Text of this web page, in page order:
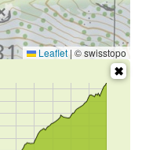
Leaflet | © swisstopo